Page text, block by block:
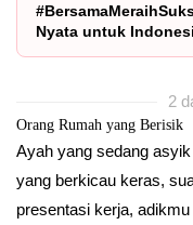
Nyata untuk
2
Orang Rumah yang Berisik
Ayah yang sedang
yang berkicau keras,
presentasi kerja,